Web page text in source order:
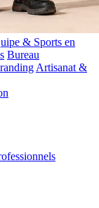
& Sports en
Bureau
Artisanat &